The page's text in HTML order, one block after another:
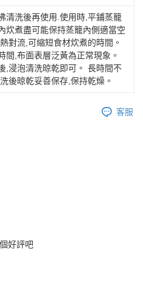
清洗後再使用.使用時,平鋪蒸籠
炊煮盡可能保持蒸籠內側適當空
對流,可縮短食材炊煮的時間。
間,布面表層泛黃為正常現象。
,浸泡清洗晾乾即可。 長時間不
後晾乾妥善保存,保持乾燥。
客服
好評吧